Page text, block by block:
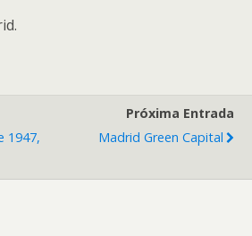
1947,
Próxima Entrada
Madrid Green Capital